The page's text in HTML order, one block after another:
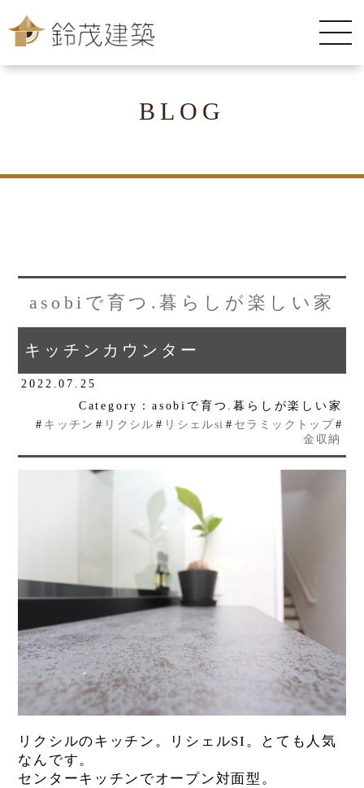
BLOG
asobiで育つ.暮らしが楽しい家
キッチンカウンター
2022.07.25
Category：asobiで育つ.暮らしが楽しい家
# キッチン # リクシル # リシェルsi # セラミックトップ #
金収納
リクシルのキッチン。リシェルSI。とても人気
なんです。
センターキッチンでオープン対面型。